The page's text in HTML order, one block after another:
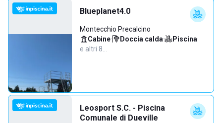
Blueplanet4.0
Montecchio Precalcino
Cabine· Doccia calda· Piscina·
e altri 8…
Leosport S.C. - Piscina
Comunale di Dueville